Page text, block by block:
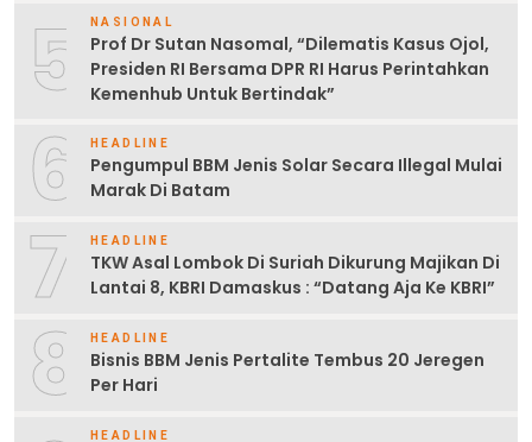
5 NASIONAL
Prof Dr Sutan Nasomal, “Dilematis Kasus Ojol,
Presiden RI Bersama DPR RI Harus Perintahkan
Kemenhub Untuk Bertindak”
6 HEADLINE
Pengumpul BBM Jenis Solar Secara Illegal Mulai
Marak Di Batam
7 HEADLINE
TKW Asal Lombok Di Suriah Dikurung Majikan Di
Lantai 8, KBRI Damaskus : “Datang Aja Ke KBRI”
8 HEADLINE
Bisnis BBM Jenis Pertalite Tembus 20 Jeregen
Per Hari
HEADLINE